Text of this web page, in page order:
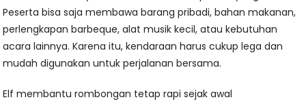
Peserta bisa saja membawa barang pribadi, bahan makanan,
perlengkapan barbeque, alat musik kecil, atau kebutuhan
acara lainnya. Karena itu, kendaraan harus cukup lega dan
mudah digunakan untuk perjalanan bersama.
Elf membantu rombongan tetap rapi sejak awal